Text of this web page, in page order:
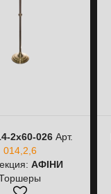
2х60-026Арт.
014,2,6
АФІНИ